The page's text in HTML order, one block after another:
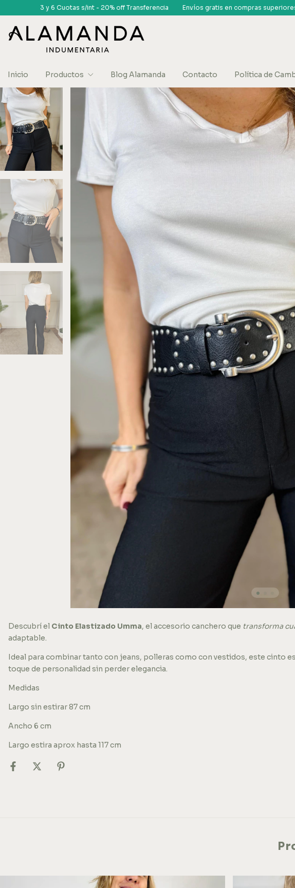
- 20% off Transferencia Envíos gratis en compras superiores a $150 mil 🎁 3 y 6
Inicio Productos Blog Alamanda Contacto Política de
Descubrí el Cinto Elastizado Umma, el accesorio canchero que transforma
adaptable.
Ideal para combinar tanto con jeans, polleras como con vestidos, este cinto
toque de personalidad sin perder elegancia.
Medidas
Largo sin estirar 87 cm
Ancho 6 cm
Largo estira aprox hasta 117 cm